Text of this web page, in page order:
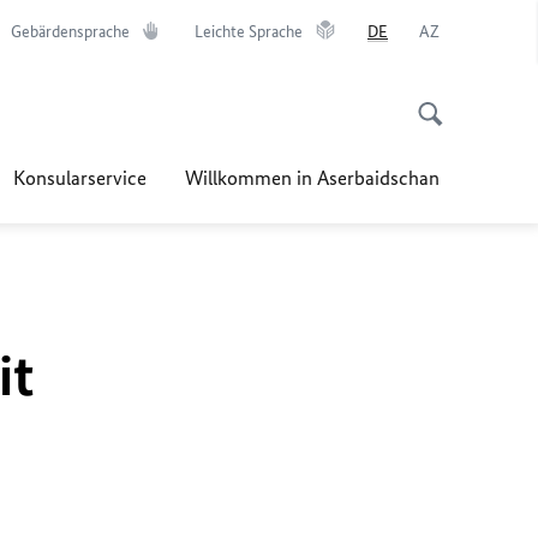
Gebärdensprache Leichte Sprache DE AZ
Konsularservice Willkommen in Aserbaidschan